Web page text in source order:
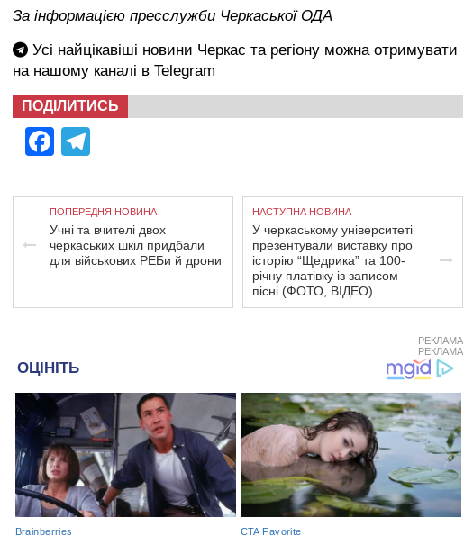
За інформацією пресслужби Черкаської ОДА
Усі найцікавіші новини Черкас та регіону можна отримувати
на нашому каналі в Telegram
ПОДІЛИТИСЬ
Facebook
ПОПЕРЕДНЯ НОВИНА
Учні та вчителі двох
черкаських шкіл придбали
для військових РЕБи й дрони
НАСТУПНА НОВИНА
У черкаському університеті
презентували виставку про
історію “Щедрика” та 100-
річну платівку із записом
пісні (ФОТО, ВІДЕО)
РЕКЛАМА
РЕКЛАМА